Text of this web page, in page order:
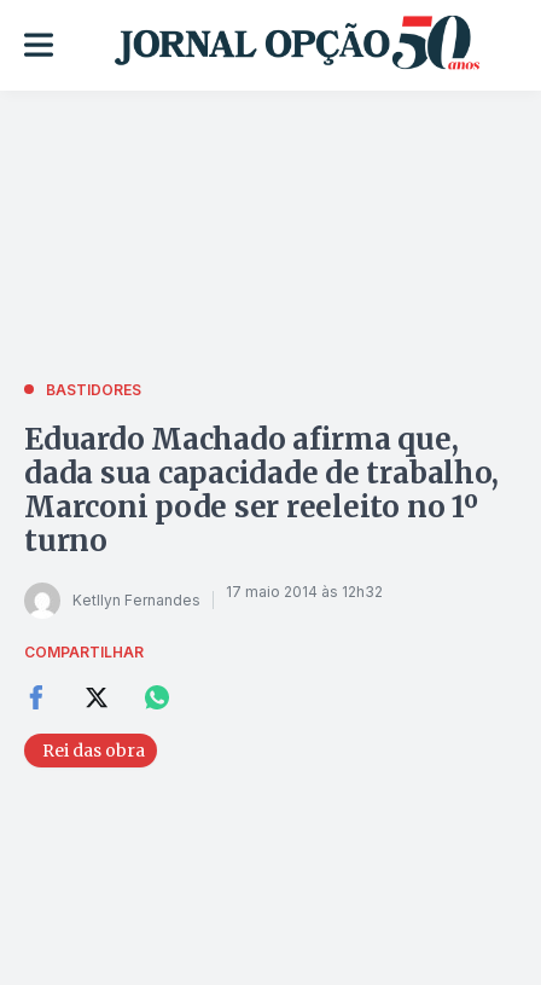
BASTIDORES
Eduardo Machado afirma que,
dada sua capacidade de trabalho,
Marconi pode ser reeleito no 1º
turno
Ketllyn Fernandes 17 maio 2014 às 12h32
COMPARTILHAR
Rei das obra